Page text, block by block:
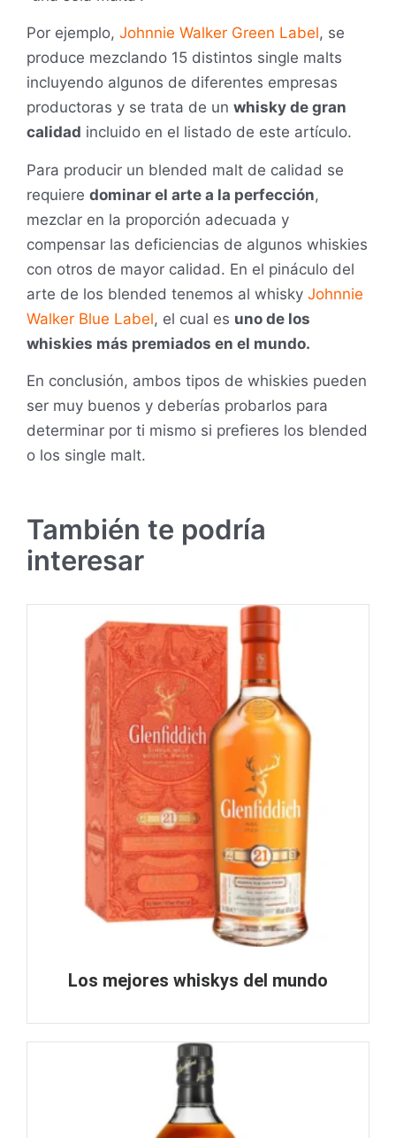
Por ejemplo, Johnnie Walker Green Label, se
produce mezclando 15 distintos single malts
incluyendo algunos de diferentes empresas
productoras y se trata de un whisky de gran
calidad incluido en el listado de este artículo.
Para producir un blended malt de calidad se
requiere dominar el arte a la perfección,
mezclar en la proporción adecuada y
compensar las deficiencias de algunos whiskies
con otros de mayor calidad. En el pináculo del
arte de los blended tenemos al whisky Johnnie
Walker Blue Label, el cual es uno de los
whiskies más premiados en el mundo.
En conclusión, ambos tipos de whiskies pueden
ser muy buenos y deberías probarlos para
determinar por ti mismo si prefieres los blended
o los single malt.
También te podría
interesar
Los mejores whiskys del mundo